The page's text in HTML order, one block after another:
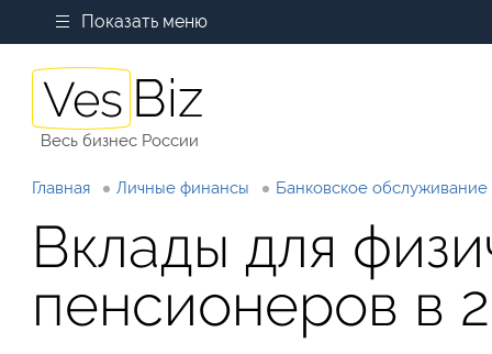
Показать меню
Весь бизнес России
Главная Личные финансы Банковское обслуживание
Вклады для
пенсионеров в